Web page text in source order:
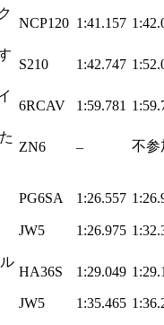
NCP120 1:41.157
S210 1:42.747
6RCAV 1:59.781
ZN6 – 不参
PG6SA 1:26.557
JW5 1:26.975
HA36S 1:29.049
JW5 1:35.465